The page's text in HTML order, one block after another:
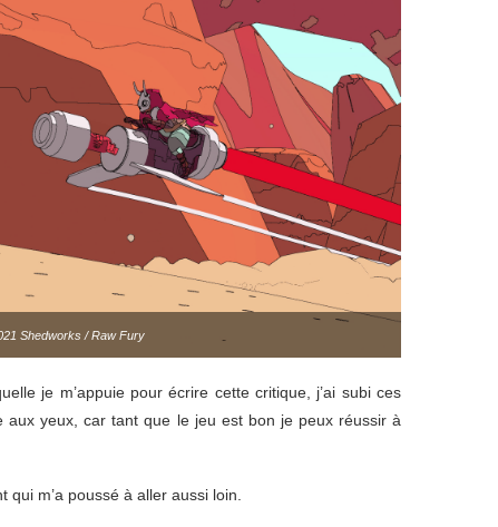
Shedworks / Raw Fury
je m’appuie pour écrire cette critique, j’ai subi ces
aux yeux, car tant que le jeu est bon je peux réussir à
m’a poussé à aller aussi loin.